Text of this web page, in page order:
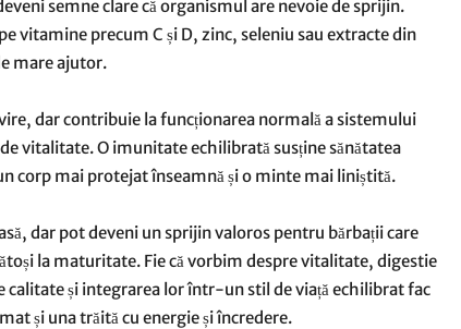
semne clare că organismul are nevoie de sprijin.
vitamine precum C și D, zinc, seleniu sau extracte din
mare ajutor.
dar contribuie la funcționarea normală a sistemului
vitalitate. O imunitate echilibrată susține sănătatea
corp mai protejat înseamnă și o minte mai liniștită.
dar pot deveni un sprijin valoros pentru bărbații care
la maturitate. Fie că vorbim despre vitalitate, digestie
calitate și integrarea lor într-un stil de viață echilibrat fac
și una trăită cu energie și încredere.